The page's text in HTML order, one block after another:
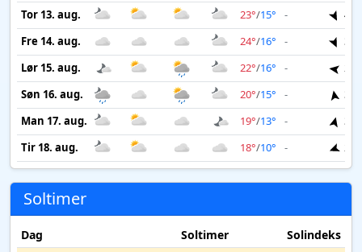
Tor 13. aug.
23°/15° -
4
Fre 14. aug.
24°/16° -
3
Lør 15. aug.
22°/16° -
2
Søn 16. aug.
20°/15° -
3
Man 17. aug.
19°/13° -
3
Tir 18. aug.
18°/10° - 2
Soltimer
Dag Soltimer Solindeks